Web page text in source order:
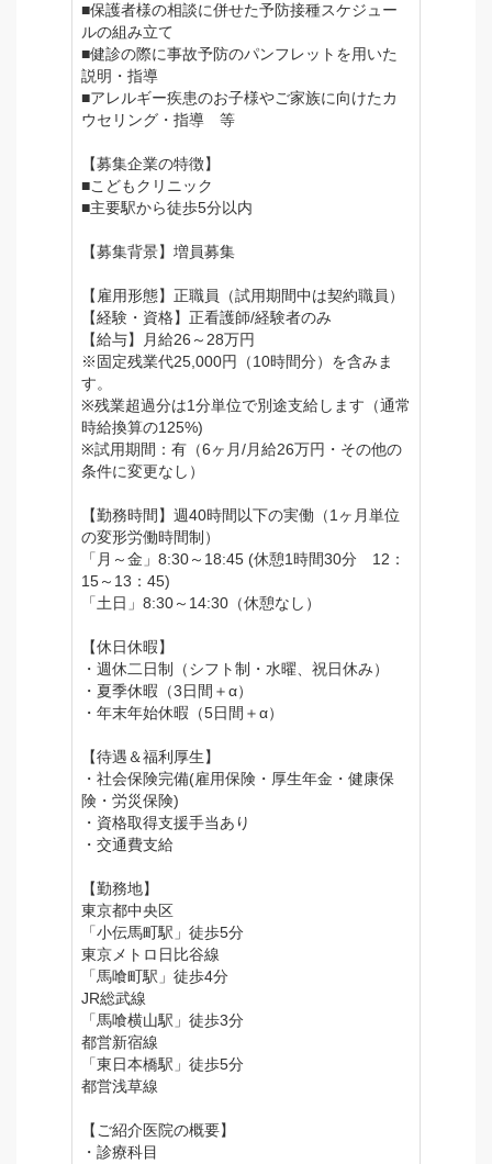
■保護者様の相談に併せた予防接種スケジュー
ルの組み立て
■健診の際に事故予防のパンフレットを用いた
説明・指導
■アレルギー疾患のお子様やご家族に向けたカ
ウセリング・指導 等
【募集企業の特徴】
■こどもクリニック
■主要駅から徒歩5分以内
【募集背景】増員募集
【雇用形態】正職員（試用期間中は契約職員）
【経験・資格】正看護師/経験者のみ
【給与】月給26～28万円
※固定残業代25,000円（10時間分）を含みま
す。
※残業超過分は1分単位で別途支給します（通常
時給換算の125%)
※試用期間：有（6ヶ月/月給26万円・その他の
条件に変更なし）
【勤務時間】週40時間以下の実働（1ヶ月単位
の変形労働時間制）
「月～金」8:30～18:45 (休憩1時間30分 12：
15～13：45)
「土日」8:30～14:30（休憩なし）
【休日休暇】
・週休二日制（シフト制・水曜、祝日休み）
・夏季休暇（3日間＋α）
・年末年始休暇（5日間＋α）
【待遇＆福利厚生】
・社会保険完備(雇用保険・厚生年金・健康保
険・労災保険)
・資格取得支援手当あり
・交通費支給
【勤務地】
東京都中央区
「小伝馬町駅」徒歩5分
東京メトロ日比谷線
「馬喰町駅」徒歩4分
JR総武線
「馬喰横山駅」徒歩3分
都営新宿線
「東日本橋駅」徒歩5分
都営浅草線
【ご紹介医院の概要】
・診療科目